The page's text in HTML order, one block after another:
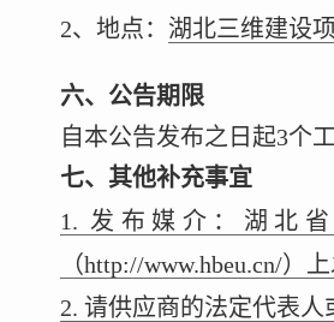
2、地点： 湖北三维建设
六、公告期限
自本公告发布之日起3个工
七、其他补充事宜
1. 发布媒介：湖北省
（http://www.hbeu.cn/）上
2. 请供应商的法定代表